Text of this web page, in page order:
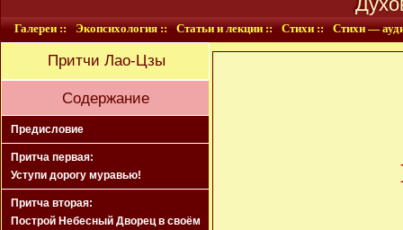
Галереи :: Экопсихология :: Статьи и лекции :: Стихи :: Стихи —
Притчи Лао-Цзы
Содержание
Предисловие
Притча первая:
Уступи дорогу муравью!
Притча вторая:
Построй Небесный Дворец в своём